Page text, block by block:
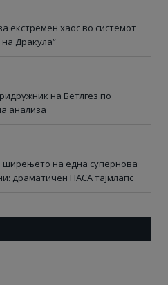
екстремен хаос во системот
Дракула“
на Бетлгез по
анализа
на една супернова
драматичен НАСА тајмлапс